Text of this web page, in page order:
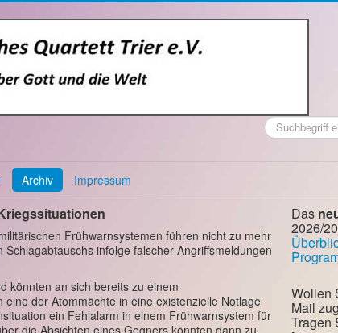
Suchen
...
Archiv Impressum
Frühwarnsystemen führen nicht zu mehr
infolge falscher Angriffsmeldungen
könnten an sich bereits zu einem
der Atommächte in eine existenzielle Notlage
ein Fehlalarm in einem Frühwarnsystem für
die Absichten eines Gegners könnten dann zu
Das
2026/
Wollen
Mail
Tragen